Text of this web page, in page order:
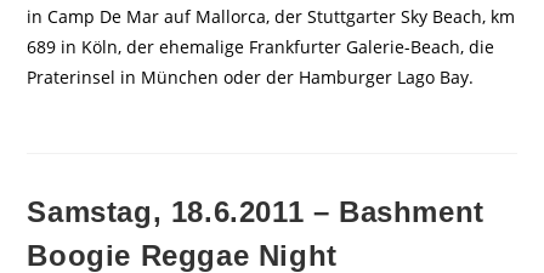
in Camp De Mar auf Mallorca, der Stuttgarter Sky Beach, km
689 in Köln, der ehemalige Frankfurter Galerie-Beach, die
Praterinsel in München oder der Hamburger Lago Bay.
Samstag, 18.6.2011 – Bashment
Boogie Reggae Night